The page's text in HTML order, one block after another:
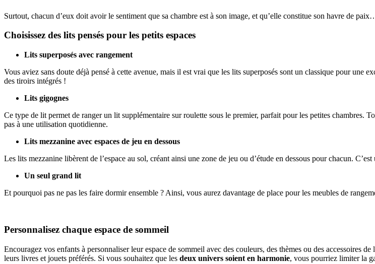
Surtout, chacun d’eux doit avoir le sentiment que sa chambre est à son image, et qu’elle constitue son havre de
Choisissez des lits pensés pour les petits espaces
Lits superposés avec rangement
Vous aviez sans doute déjà pensé à cette avenue, mais il est vrai que les lits superposés sont un classique pour une
des tiroirs intégrés !
Lits gigognes
Ce type de lit permet de ranger un lit supplémentaire sur roulette sous le premier, parfait pour les petites chambres.
pas à une utilisation quotidienne.
Lits mezzanine avec espaces de jeu en dessous
Les lits mezzanine libèrent de l’espace au sol, créant ainsi une zone de jeu ou d’étude en dessous pour chacun.
Un seul grand lit
Et pourquoi pas ne pas les faire dormir ensemble ? Ainsi, vous aurez davantage de place pour les meubles de
Personnalisez chaque espace de sommeil
Encouragez vos enfants à personnaliser leur espace de sommeil avec des couleurs, des thèmes ou des accessoires
leurs livres et jouets préférés. Si vous souhaitez que les deux univers soient en harmonie, vous pourriez limiter la